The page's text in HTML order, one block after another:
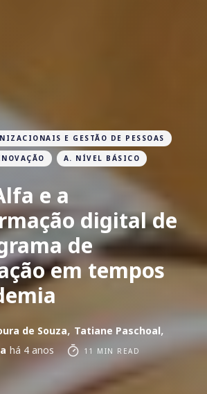
E GESTÃO DE PESSOAS
A. NÍVEL BÁSICO
e a
digital de
de
em tempos
de Souza, Tatiane Paschoal,
há 4 anos 11 MIN READ